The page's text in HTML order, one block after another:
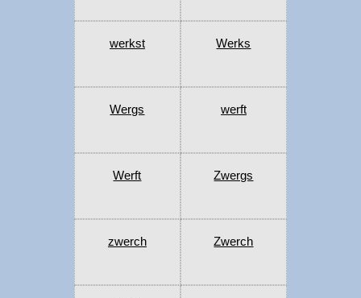
werkst Werks
Wergs werft
Werft Zwergs
zwerch Zwerch